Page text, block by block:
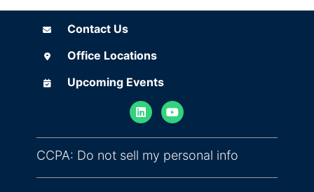
Contact Us
Contact Us
Office Locations
Office Locations
Upcoming Events
Upcoming Events
CCPA: Do not sell my personal info